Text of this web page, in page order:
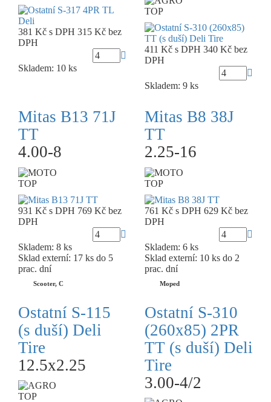
381 Kč s DPH 315 Kč bez
DPH
Skladem: 10 ks
TOP
411 Kč s DPH 340 Kč bez
DPH
Skladem: 9 ks
Mitas B13 71J
TT
4.00-8
TOP
931 Kč s DPH 769 Kč bez
DPH
Skladem: 8 ks
Sklad externí: 17 ks do 5
prac. dní
Scooter, C
Mitas B8 38J
TT
2.25-16
TOP
761 Kč s DPH 629 Kč bez
DPH
Skladem: 6 ks
Sklad externí: 10 ks do 2
prac. dní
Moped
Ostatní S-115
(s duší) Deli
Tire
12.5x2.25
TOP
Ostatní S-310
(260x85) 2PR
TT (s duší) Deli
Tire
3.00-4/2